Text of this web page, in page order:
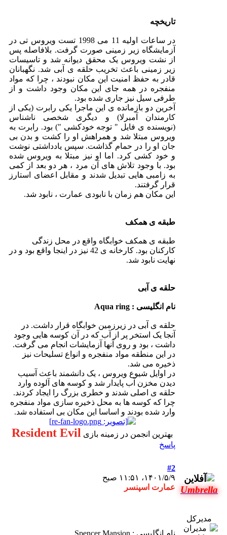
تاریخچه
در ساعات اولیه 11 می 1998 تست ویروس تی در
آزمایشگاه زیر زمینی صورت گرفت. بلافاصله پس
از نشت ویروس یک محقق دیوانه شد و تاسیسات
زیر زمینی باعث تخریب حلقه ی آبی شد. نگهبانان
قادر به حفظ امنیت این مکان نبودند ، چرا که مواد
منفجره در همه جای این مکان وجود داشت و از
طرفی سیل نیز جاری شده بود.
آخرین دو بازمانده ی این ماجرا یکی رابرت (یکی از
کارمندان آمبرلا) و دیگری شخصی ناشناس
(نویسنده ی فایل " توجه خودکشی ") بود. رابرت به
ویروس مبتلا شد و همراهش او را کشت و بدن بی
جان او را در حمام گذاشت. سپس یادداشتی نوشت
و خود کشی کرد. اما او نیز مبتلا به ویروس شده
بود. با وجود تلاش های آن مرد ، هر دو بعد از کمی
به زامبی هایی تبدیل شدند و مقابل اعضای استارز
قرار گرفتند.
این مکان هم زمان با نابودی عمارت ، نابود شد.
طبقه ی همکف
طبقه ی همکف خوابگاه واقع در محل زندگی
کارکنان بود. کارخانه ی 42 نیز در اینجا واقع بود و در
نهایت نابود شد.
حلقه ی آبی
نام انگلیسی : Aqua ring
حلقه ی آبی در زیرزمین خوابگاه قرار داشت. در
آنجا یک استخر پر از آب که در آن کوسه هایی وجود
داشت ، بود و روی آنها آزمایشات انجام می گرفت.
در این منطقه مواد منفجره و انواع تسلیحات نیز
ذخیره می شد.
در اوایل شیوع ویروس ، یک دانشمند باعث آسیب
دیدن مخزن آب پایدار شد و کوسه های آلوده وارد
حلقه ی اصلی شدند و خطری بزرگ را ایجاد کردند.
چرا که کوسه ها به محل ذخیره سازی مواد منفجره
وارد شده بودند و اساسا این مکان بی استفاده شد.
بهترین انجمن در زمینه بازی Resident Evil
پاسخ
Umbrella
مدیرکل
#2
۱۴۰۱/۵/۹، ۱۱:۵۱ صبح
عمارت اسپنسر
نام انگلیسی : Spencer Mansion